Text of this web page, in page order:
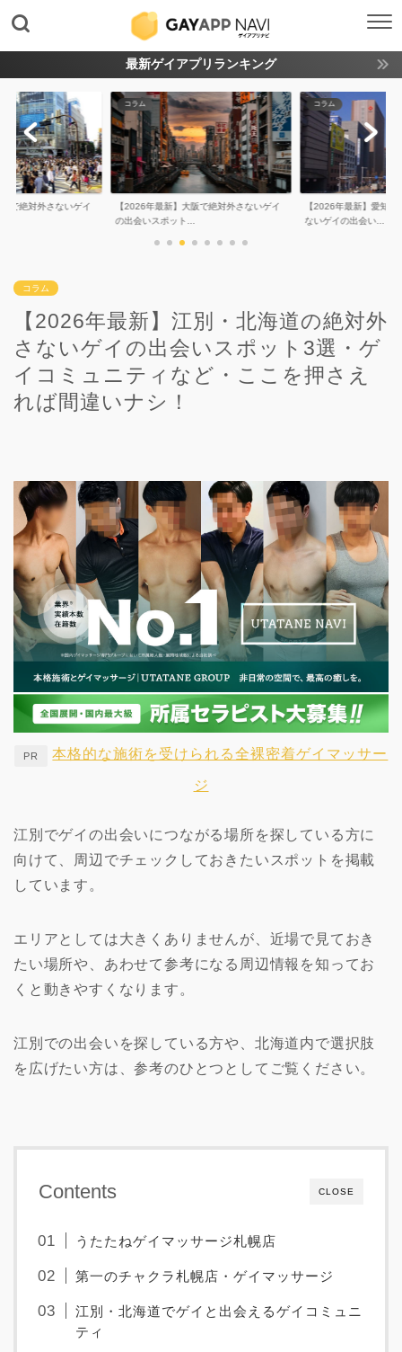
最新ゲイアプリランキング
で絶対外さないゲイ
コラム
【2026年最新】大阪で絶対外さないゲイ
の出会いスポット...
コラム
【2026年最新】愛知
ないゲイの出会い...
コラム
【2026年最新】江別・北海道の絶対外
さないゲイの出会いスポット3選・ゲ
イコミュニティなど・ここを押さえ
れば間違いナシ！
PR 本格的な施術を受けられる全裸密着ゲイマッサー
ジ
江別でゲイの出会いにつながる場所を探している方に
向けて、周辺でチェックしておきたいスポットを掲載
しています。
エリアとしては大きくありませんが、近場で見ておき
たい場所や、あわせて参考になる周辺情報を知ってお
くと動きやすくなります。
江別での出会いを探している方や、北海道内で選択肢
を広げたい方は、参考のひとつとしてご覧ください。
CLOSE
Contents
うたたねゲイマッサージ札幌店
第一のチャクラ札幌店・ゲイマッサージ
江別・北海道でゲイと出会えるゲイコミュニ
ティ